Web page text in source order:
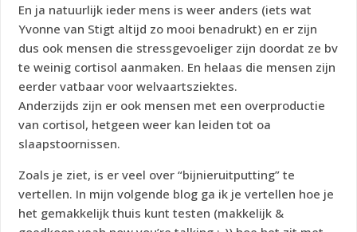
En ja natuurlijk ieder mens is weer anders (iets wat
Yvonne van Stigt altijd zo mooi benadrukt) en er zijn
dus ook mensen die stressgevoeliger zijn doordat ze bv
te weinig cortisol aanmaken. En helaas die mensen zijn
eerder vatbaar voor welvaartsziektes.
Anderzijds zijn er ook mensen met een overproductie
van cortisol, hetgeen weer kan leiden tot oa
slaapstoornissen.
Zoals je ziet, is er veel over “bijnieruitputting” te
vertellen. In mijn volgende blog ga ik je vertellen hoe je
het gemakkelijk thuis kunt testen (makkelijk &